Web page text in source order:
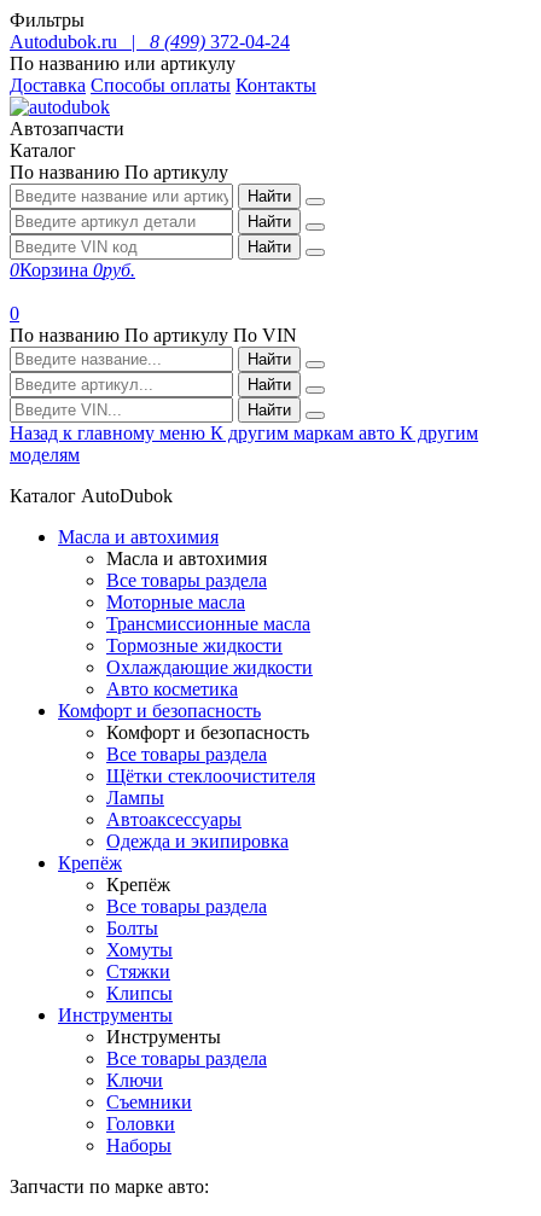
Фильтры
Autodubok.ru |
8 (499) 372-04-24
По названию или артикулу
Доставка Способы оплаты Контакты
Автозапчасти
Каталог
По названию По артикулу
Найти
Найти
Найти
0Корзина 0руб.
0
По названию По артикулу По VIN
Найти
Найти
Найти
Назад к главному меню К другим маркам авто К другим
моделям
Каталог AutoDubok
Масла и автохимия
Масла и автохимия
Все товары раздела
Моторные масла
Трансмиссионные масла
Тормозные жидкости
Охлаждающие жидкости
Авто косметика
Комфорт и безопасность
Комфорт и безопасность
Все товары раздела
Щётки стеклоочистителя
Лампы
Автоаксессуары
Одежда и экипировка
Крепёж
Крепёж
Все товары раздела
Болты
Хомуты
Стяжки
Клипсы
Инструменты
Инструменты
Все товары раздела
Ключи
Съемники
Головки
Наборы
Запчасти по марке авто: